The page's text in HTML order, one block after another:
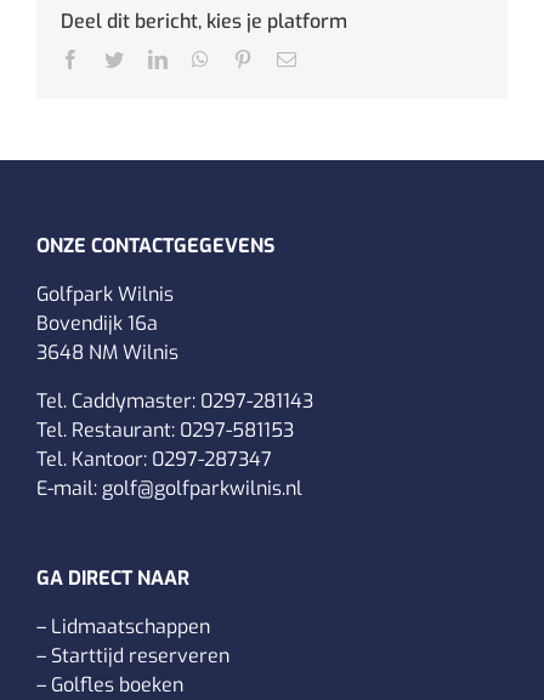
Deel dit bericht, kies je platform
Facebook
TwitterLinkedInWhatsApp
Pinterest
E-
ONZE CONTACTGEGEVENS
Golfpark Wilnis
Bovendijk 16a
3648 NM Wilnis
Tel. Caddymaster: 0297-281143
Tel. Restaurant: 0297-581153
Tel. Kantoor: 0297-287347
E-mail:golf@golfparkwilnis.nl
GA DIRECT NAAR
– Lidmaatschappen
– Starttijd reserveren
– Golfles boeken